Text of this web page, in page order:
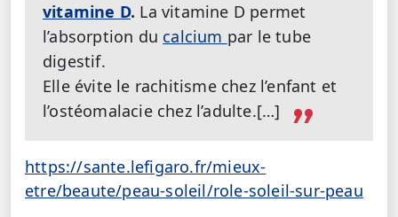
vitamine D. La vitamine D permet
l’absorption du calcium par le tube
digestif.
Elle évite le rachitisme chez l’enfant et
l’ostéomalacie chez l’adulte.[…]
https://sante.lefigaro.fr/mieux-
etre/beaute/peau-soleil/role-soleil-sur-peau